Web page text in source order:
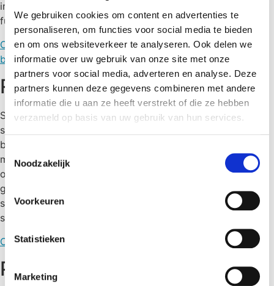
We gebruiken cookies om content en advertenties te
personaliseren, om functies voor social media te bieden
en om ons websiteverkeer te analyseren. Ook delen we
informatie over uw gebruik van onze site met onze
partners voor social media, adverteren en analyse. Deze
partners kunnen deze gegevens combineren met andere
informatie die u aan ze heeft verstrekt of die ze hebben
verzameld op basis van uw gebruik van hun services.
Toestemmingsselectie
Noodzakelijk
Voorkeuren
Statistieken
Marketing
infrastructuren. Zo zorgen wij voor een optimale
functionaliteit van jouw IT-omgeving, 24/7.
Contacteer onsOntdek Monitoring casesOntdek onze
blogs
Reactief
Snel en efficiënt optreden is van cruciaal belang bij
storingen in jouw IT-omgeving. Dankzij onze service desk
beperk je de downtime van jouw applicaties. Wij
monitoren jouw omgeving 24/7 en zorgen voor een snelle
ondersteuning wanneer nodig. Daarnaast blijf je via onze
geïntegreerde service portal steeds op de hoogte van de
status van jouw systemen. Op deze manier creëren we
samen een gezonde IT-omgeving.
Contacteer ons
Ontdek onze blogs
Preventief